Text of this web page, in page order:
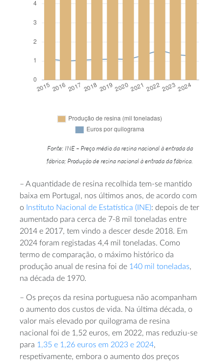
Fonte: INE – Preço médio da resina nacional à entrada da
fábrica; Produção de resina nacional à entrada da fábrica.
– A quantidade de resina recolhida tem-se mantido
baixa em Portugal, nos últimos anos, de acordo com
o
Instituto Nacional de Estatística (INE): depois de ter
aumentado para cerca de 7-8 mil toneladas entre
2014 e 2017, tem vindo a descer desde 2018. Em
2024 foram registadas 4,4 mil toneladas. Como
termo de comparação, o máximo histórico da
produção anual de resina foi de 140 mil toneladas,
na década de 1970.
– Os preços da resina portuguesa não acompanham
o aumento dos custos de vida. Na última década, o
valor mais elevado por quilograma de resina
nacional foi de 1,52 euros, em 2022, mas reduziu-se
para 1,35 e 1,26 euros em 2023 e 2024,
respetivamente, embora o aumento dos preços